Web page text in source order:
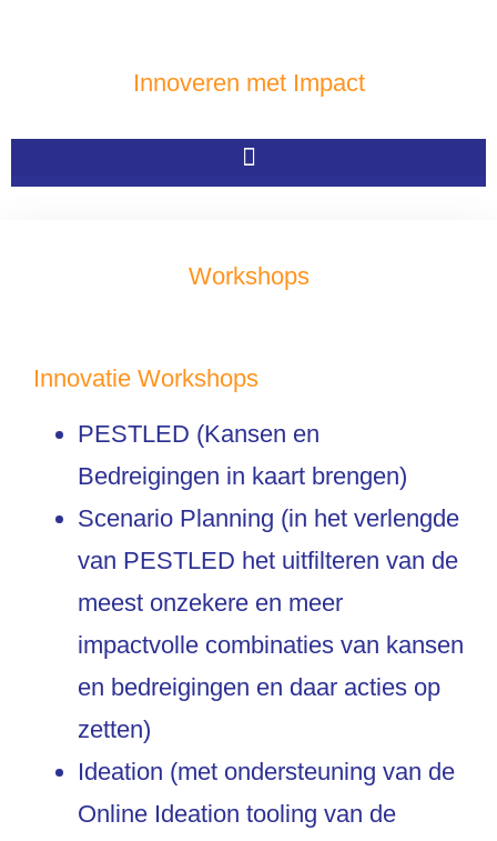
Innoveren met Impact
Workshops
Innovatie Workshops
PESTLED (Kansen en
Bedreigingen in kaart brengen)
Scenario Planning (in het verlengde
van PESTLED het uitfilteren van de
meest onzekere en meer
impactvolle combinaties van kansen
en bedreigingen en daar acties op
zetten)
Ideation (met ondersteuning van de
Online Ideation tooling van de